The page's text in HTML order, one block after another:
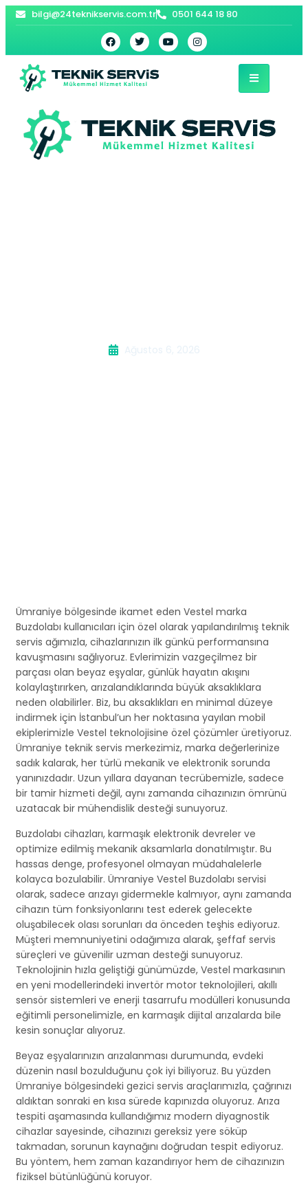
bilgi@24teknikservis.com.tr 0501 644 18 80
Ağustos 6, 2026
Ümraniye bölgesinde ikamet eden Vestel marka
Buzdolabı kullanıcıları için özel olarak yapılandırılmış teknik
servis ağımızla, cihazlarınızın ilk günkü performansına
kavuşmasını sağlıyoruz. Evlerimizin vazgeçilmez bir
parçası olan beyaz eşyalar, günlük hayatın akışını
kolaylaştırırken, arızalandıklarında büyük aksaklıklara
neden olabilirler. Biz, bu aksaklıkları en minimal düzeye
indirmek için İstanbul’un her noktasına yayılan mobil
ekiplerimizle Vestel teknolojisine özel çözümler üretiyoruz.
Ümraniye teknik servis merkezimiz, marka değerlerinize
sadık kalarak, her türlü mekanik ve elektronik sorunda
yanınızdadır. Uzun yıllara dayanan tecrübemizle, sadece
bir tamir hizmeti değil, aynı zamanda cihazınızın ömrünü
uzatacak bir mühendislik desteği sunuyoruz.
Buzdolabı cihazları, karmaşık elektronik devreler ve
optimize edilmiş mekanik aksamlarla donatılmıştır. Bu
hassas denge, profesyonel olmayan müdahalelerle
kolayca bozulabilir. Ümraniye Vestel Buzdolabı servisi
olarak, sadece arızayı gidermekle kalmıyor, aynı zamanda
cihazın tüm fonksiyonlarını test ederek gelecekte
oluşabilecek olası sorunları da önceden teşhis ediyoruz.
Müşteri memnuniyetini odağımıza alarak, şeffaf servis
süreçleri ve güvenilir uzman desteği sunuyoruz.
Teknolojinin hızla geliştiği günümüzde, Vestel markasının
en yeni modellerindeki invertör motor teknolojileri, akıllı
sensör sistemleri ve enerji tasarrufu modülleri konusunda
eğitimli personelimizle, en karmaşık dijital arızalarda bile
kesin sonuçlar alıyoruz.
Beyaz eşyalarınızın arızalanması durumunda, evdeki
düzenin nasıl bozulduğunu çok iyi biliyoruz. Bu yüzden
Ümraniye bölgesindeki gezici servis araçlarımızla, çağrınızı
aldıktan sonraki en kısa sürede kapınızda oluyoruz. Arıza
tespiti aşamasında kullandığımız modern diyagnostik
cihazlar sayesinde, cihazınızı gereksiz yere söküp
takmadan, sorunun kaynağını doğrudan tespit ediyoruz.
Bu yöntem, hem zaman kazandırıyor hem de cihazınızın
fiziksel bütünlüğünü koruyor.